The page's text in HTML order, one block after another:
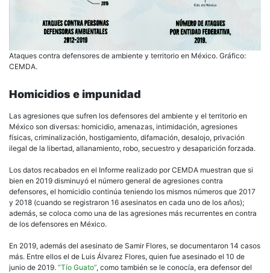
Ataques contra defensores de ambiente y territorio en México. Gráfico:
CEMDA.
Homicidios e impunidad
Las agresiones que sufren los defensores del ambiente y el territorio en
México son diversas: homicidio, amenazas, intimidación, agresiones
físicas, criminalización, hostigamiento, difamación, desalojo, privación
ilegal de la libertad, allanamiento, robo, secuestro y desaparición forzada.
Los datos recabados en el Informe realizado por CEMDA muestran que si
bien en 2019 disminuyó el número general de agresiones contra
defensores, el homicidio continúa teniendo los mismos números que 2017
y 2018 (cuando se registraron 16 asesinatos en cada uno de los años);
además, se coloca como una de las agresiones más recurrentes en contra
de los defensores en México.
En 2019, además del asesinato de Samir Flores, se documentaron 14 casos
más. Entre ellos el de Luis Álvarez Flores, quien fue asesinado el 10 de
junio de 2019. “Tío Guato”, como también se le conocía, era defensor del